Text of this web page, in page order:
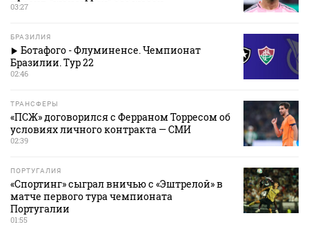
03:27
БРАЗИЛИЯ
Ботафого - Флуминенсе. Чемпионат
Бразилии. Тур 22
02:46
ТРАНСФЕРЫ
«ПСЖ» договорился с Ферраном Торресом об
условиях личного контракта — СМИ
02:39
ПОРТУГАЛИЯ
«Спортинг» сыграл вничью с «Эштрелой» в
матче первого тура чемпионата
Португалии
01:55